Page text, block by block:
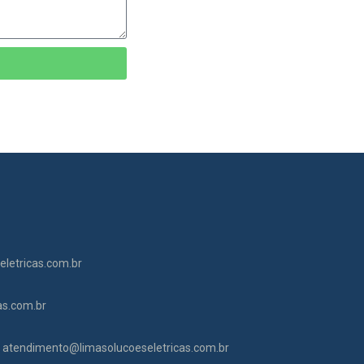
atendimento@limasolucoeseletricas.com.br